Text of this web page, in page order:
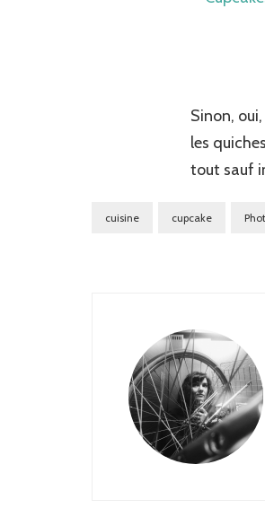
Sinon,
les
tout sauf
cuisine cupcake